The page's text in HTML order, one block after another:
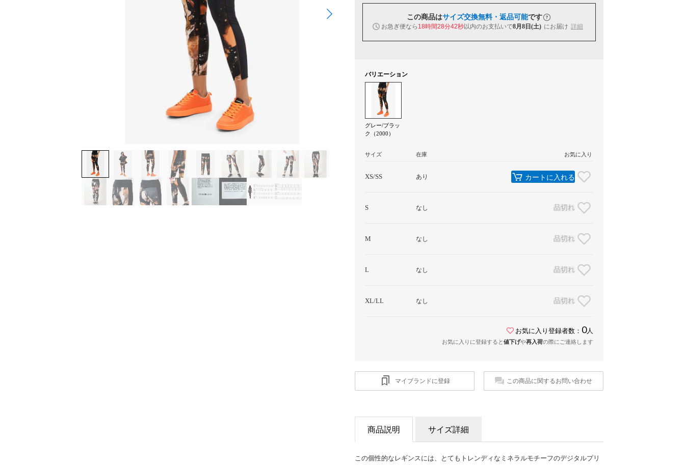
この商品はサイズ交換無料・返品可能です
お急ぎ便なら 18時間28分41秒以内のお支払いで8月8日(土) にお届け 詳細
バリエーション
グレー/ブラッ
ク（2000）
サイズ 在庫 お気に入り
XS/SS あり カートに入れる
S なし 品切れ
M なし 品切れ
L なし 品切れ
XL/LL なし 品切れ
お気に入り登録者数： 0人
お気に入りに登録すると値下げや再入荷の際にご連絡します
マイブランドに登録 この商品に関するお問い合わせ
商品説明 サイズ詳細
この個性的なレギンスには、とてもトレンディなミネラルモチーフのデジタルプリ